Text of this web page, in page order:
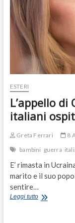
hanno
perso
inizio
guerra
ESTERI
L’appello di
italiani
Greta Ferrari
8
bambini guerra
E’ rimasta in
marito e il suo
sentire…
Leggi tuttoL’appello